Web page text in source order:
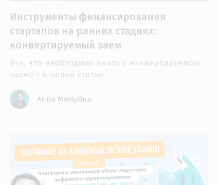
Инструменты финансирования
стартапов на ранних стадиях:
конвертируемый заем
Все, что необходимо знать о конвертируемом
заеме - в новой статье.
Anna Mastykina